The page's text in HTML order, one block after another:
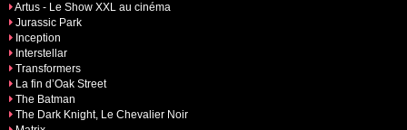
Artus - Le Show XXL au cinéma
Jurassic Park
Inception
Interstellar
Transformers
La fin d’Oak Street
The Batman
The Dark Knight, Le Chevalier Noir